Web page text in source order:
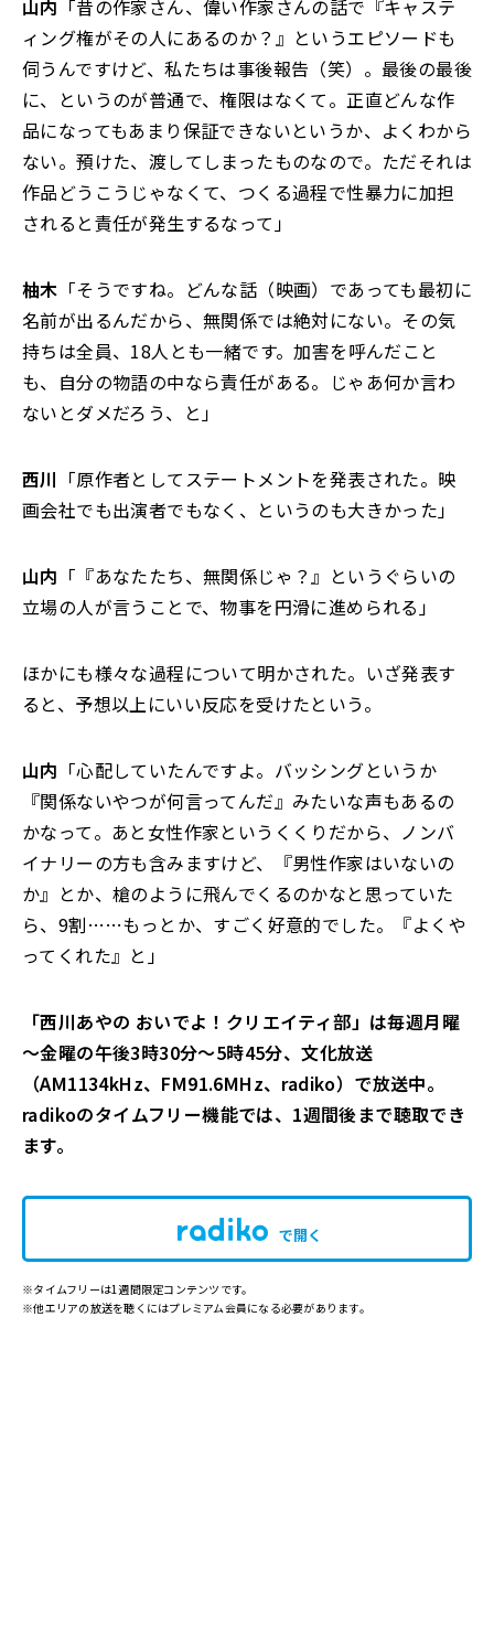
山内 「昔の作家さん、偉い作家さんの話で『キャステ
ィング権がその人にあるのか？』というエピソードも
伺うんですけど、私たちは事後報告（笑）。最後の最後
に、というのが普通で、権限はなくて。正直どんな作
品になってもあまり保証できないというか、よくわから
ない。預けた、渡してしまったものなので。ただそれは
作品どうこうじゃなくて、つくる過程で性暴力に加担
されると責任が発生するなって」
柚木 「そうですね。どんな話（映画）であっても最初に
名前が出るんだから、無関係では絶対にない。その気
持ちは全員、18人とも一緒です。加害を呼んだこと
も、自分の物語の中なら責任がある。じゃあ何か言わ
ないとダメだろう、と」
西川 「原作者としてステートメントを発表された。映
画会社でも出演者でもなく、というのも大きかった」
山内 「『あなたたち、無関係じゃ？』というぐらいの
立場の人が言うことで、物事を円滑に進められる」
ほかにも様々な過程について明かされた。いざ発表す
ると、予想以上にいい反応を受けたという。
山内 「心配していたんですよ。バッシングというか
『関係ないやつが何言ってんだ』みたいな声もあるの
かなって。あと女性作家というくくりだから、ノンバ
イナリーの方も含みますけど、『男性作家はいないの
か』とか、槍のように飛んでくるのかなと思っていた
ら、9割……もっとか、すごく好意的でした。『よくや
ってくれた』と」
「西川あやの おいでよ！クリエイティ部」は毎週月曜
～金曜の午後3時30分～5時45分、文化放送
（AM1134kHz、FM91.6MHz、radiko）で放送中。
radikoのタイムフリー機能では、1週間後まで聴取でき
ます。
で開く
※タイムフリーは1週間限定コンテンツです。
※他エリアの放送を聴くにはプレミアム会員になる必要があります。